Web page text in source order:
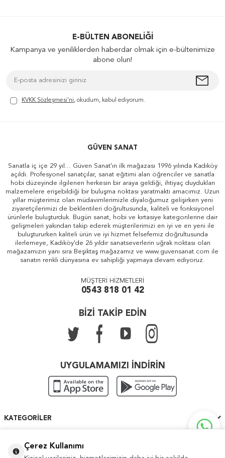
E-BÜLTEN ABONELIĞI
Kampanya ve yeniliklerden haberdar olmak için e-bültenimize
abone olun!
KVKK Sözleşmesi'ni, okudum, kabul ediyorum.
GÜVEN SANAT
Sanatla iç içe 29 yıl... Güven Sanat'ın ilk mağazası 1996 yılında Kadıköy
açıldı. Profesyonel sanatçılar, sanat eğitimi alan öğrenciler ve sanatla
hobi düzeyinde ilgilenen herkesin bir araya geldiği, ihtiyaç duydukları
malzemelere erişebildiği bir buluşma noktası yaratmaktı amacımız. Uzun
yıllar müşterimiz olan müdavimlerimizle diyaloğumuz gelişirken yeni
ziyaretçilerimizi de beklentileri doğrultusunda, kaliteli ve fonksiyonel
ürünlerle buluşturduk. Bugün sanat, hobi ve kırtasiye kategorilerine dair
gelişmeleri yakından takip ederek müşterilerimizi en iyi ve en yeni ile
buluştururken kaliteli ürün ve iyi hizmet felsefemiz doğrultusunda
ilerlemeye, Kadıköy'de 26 yıldır sanatseverlerin uğrak noktası olan
mağazamızın yanı sıra Beşiktaş mağazamız ve www.guvensanat.com ile
sanatın renkli dünyasına ev sahipliği yapmaya devam ediyoruz.
MÜŞTERİ HİZMETLERİ
0543 818 01 42
BİZİ TAKİP EDİN
UYGULAMAMIZI İNDİRİN
KATEGORILER
Çerez Kullanımı